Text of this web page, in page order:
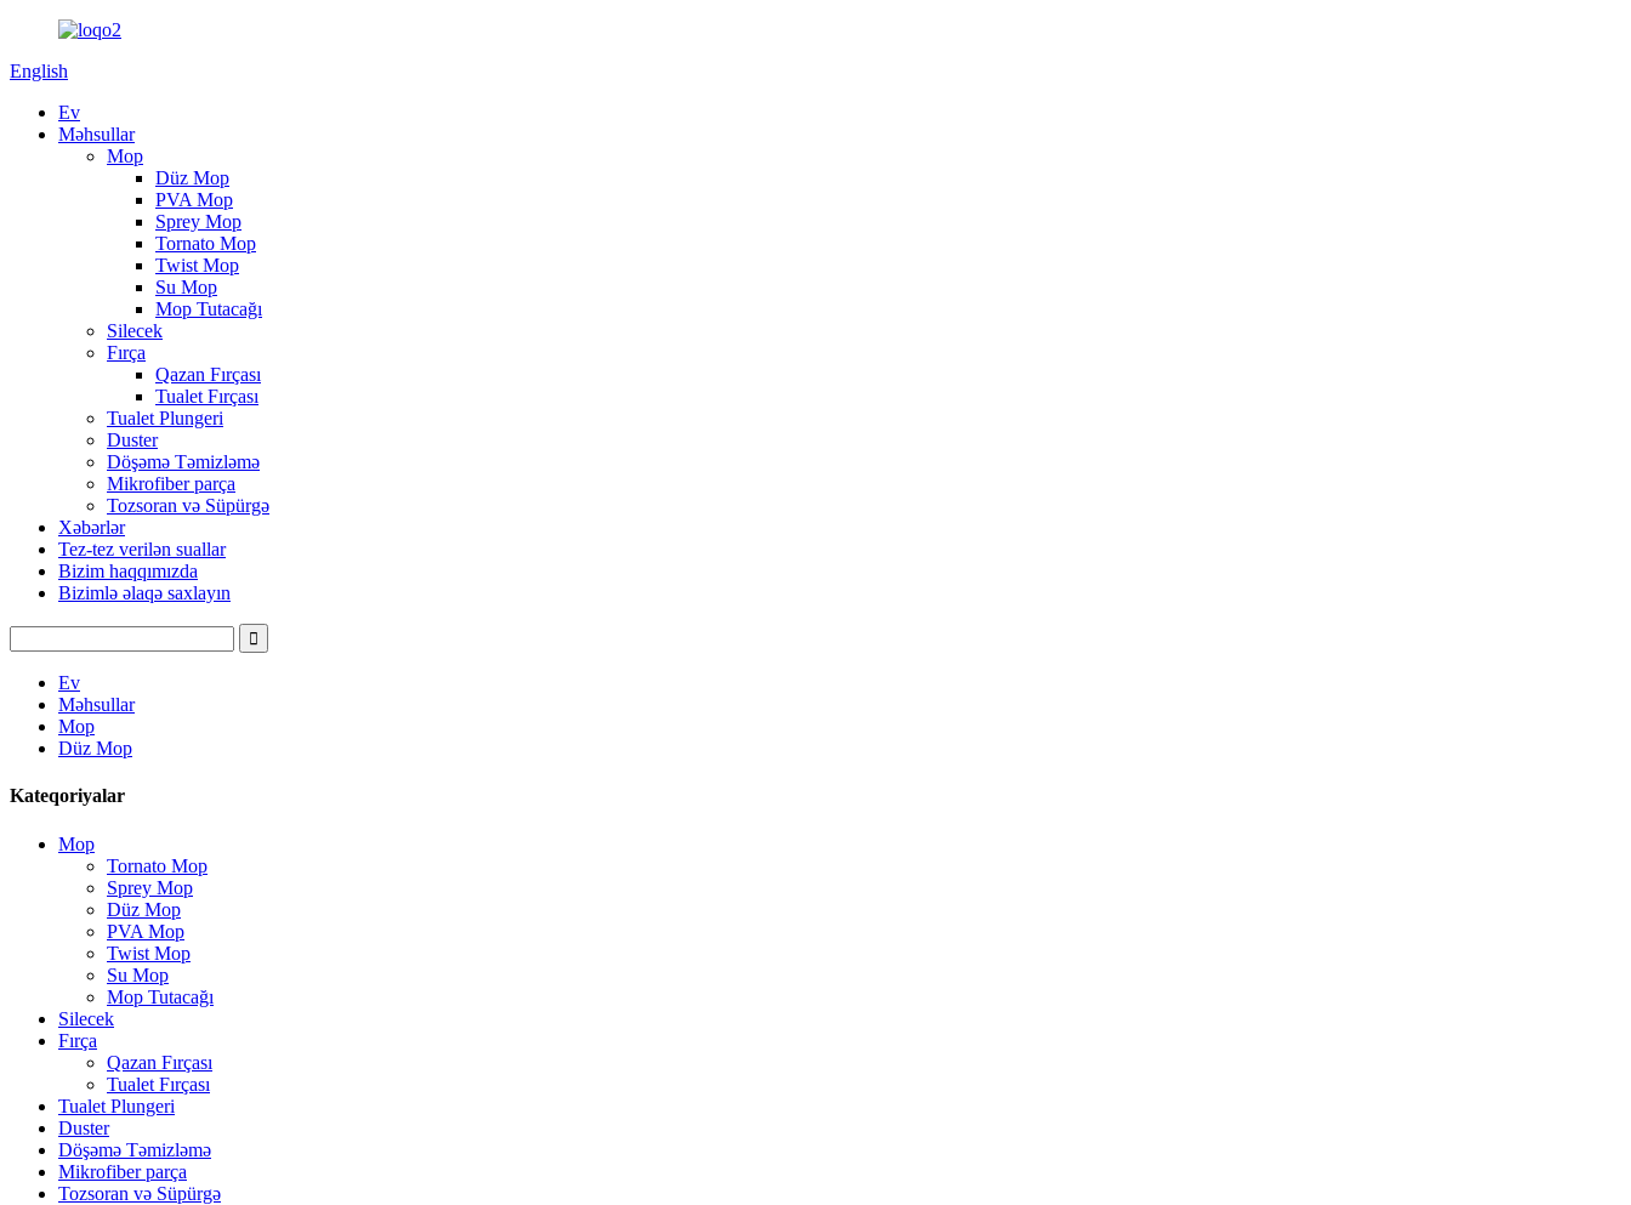
English
Ev
Məhsullar
Mop
Düz Mop
PVA Mop
Sprey Mop
Tornato Mop
Twist Mop
Su Mop
Mop Tutacağı
Silecek
Fırça
Qazan Fırçası
Tualet Fırçası
Tualet Plungeri
Duster
Döşəmə Təmizləmə
Mikrofiber parça
Tozsoran və Süpürgə
Xəbərlər
Tez-tez verilən suallar
Bizim haqqımızda
Bizimlə əlaqə saxlayın
Ev
Məhsullar
Mop
Düz Mop
Kateqoriyalar
Mop
Tornato Mop
Sprey Mop
Düz Mop
PVA Mop
Twist Mop
Su Mop
Mop Tutacağı
Silecek
Fırça
Qazan Fırçası
Tualet Fırçası
Tualet Plungeri
Duster
Döşəmə Təmizləmə
Mikrofiber parça
Tozsoran və Süpürgə